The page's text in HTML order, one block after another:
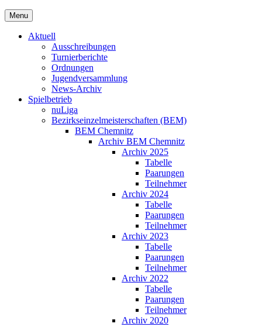
Menu
Aktuell
Ausschreibungen
Turnierberichte
Ordnungen
Jugendversammlung
News-Archiv
Spielbetrieb
nuLiga
Bezirkseinzelmeisterschaften (BEM)
BEM Chemnitz
Archiv BEM Chemnitz
Archiv 2025
Tabelle
Paarungen
Teilnehmer
Archiv 2024
Tabelle
Paarungen
Teilnehmer
Archiv 2023
Tabelle
Paarungen
Teilnehmer
Archiv 2022
Tabelle
Paarungen
Teilnehmer
Archiv 2020